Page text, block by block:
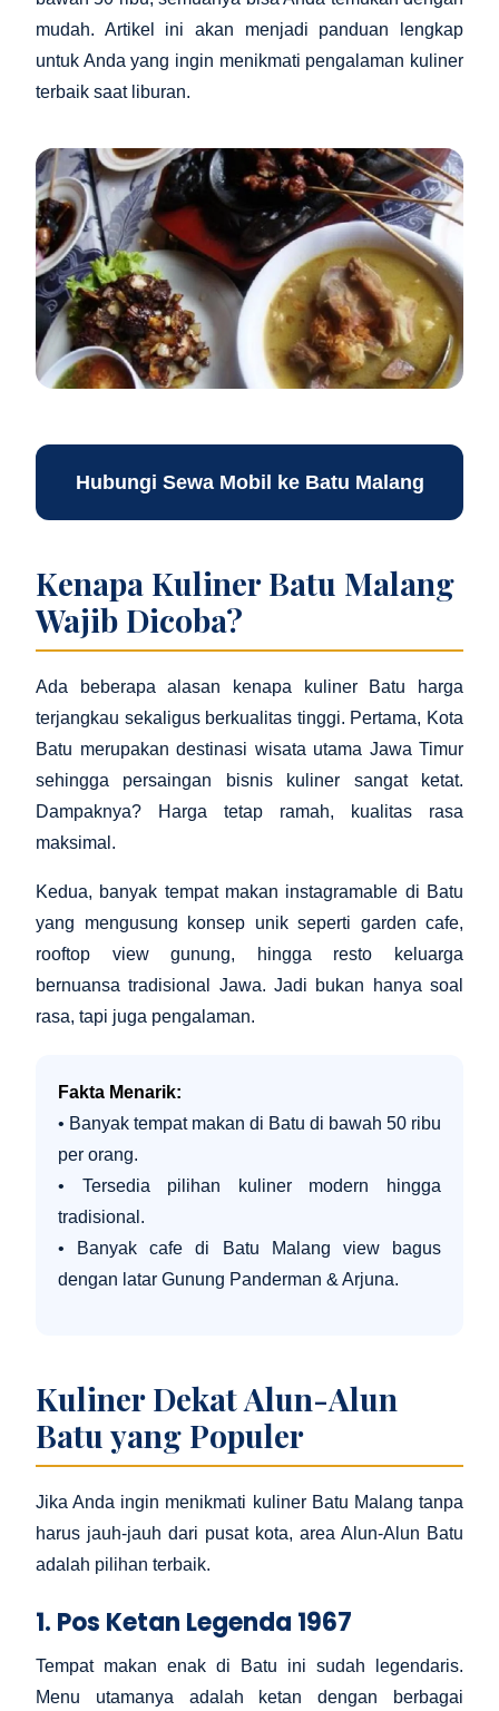
mudah. Artikel ini akan menjadi panduan lengkap
untuk Anda yang ingin menikmati pengalaman kuliner
terbaik saat liburan.
Hubungi Sewa Mobil ke Batu Malang
Kenapa Kuliner Batu Malang
Wajib Dicoba?
Ada beberapa alasan kenapa kuliner Batu harga
terjangkau sekaligus berkualitas tinggi. Pertama, Kota
Batu merupakan destinasi wisata utama Jawa Timur
sehingga persaingan bisnis kuliner sangat ketat.
Dampaknya? Harga tetap ramah, kualitas rasa
maksimal.
Kedua, banyak tempat makan instagramable di Batu
yang mengusung konsep unik seperti garden cafe,
rooftop view gunung, hingga resto keluarga
bernuansa tradisional Jawa. Jadi bukan hanya soal
rasa, tapi juga pengalaman.
Fakta Menarik:
• Banyak tempat makan di Batu di bawah 50 ribu
per orang.
• Tersedia pilihan kuliner modern hingga
tradisional.
• Banyak cafe di Batu Malang view bagus
dengan latar Gunung Panderman & Arjuna.
Kuliner Dekat Alun-Alun
Batu yang Populer
Jika Anda ingin menikmati kuliner Batu Malang tanpa
harus jauh-jauh dari pusat kota, area Alun-Alun Batu
adalah pilihan terbaik.
1. Pos Ketan Legenda 1967
Tempat makan enak di Batu ini sudah legendaris.
Menu utamanya adalah ketan dengan berbagai